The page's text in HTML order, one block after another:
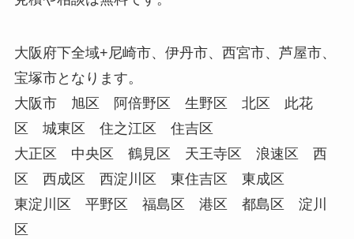
大阪府下全域+尼崎市、伊丹市、西宮市、芦屋市、
宝塚市となります。
大阪市 旭区 阿倍野区 生野区 北区 此花
区 城東区 住之江区 住吉区
大正区 中央区 鶴見区 天王寺区 浪速区 西
区 西成区 西淀川区 東住吉区 東成区
東淀川区 平野区 福島区 港区 都島区 淀川
区